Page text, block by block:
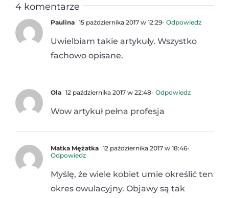
4 komentarze
Paulina 15 października 2017 w 12:29- Odpowiedz
Uwielbiam takie artykuły. Wszystko
fachowo opisane.
Ola 12 października 2017 w 22:48- Odpowiedz
Wow artykuł pełna profesja
Matka Mężatka 12 października 2017 w 18:46-
Odpowiedz
Myślę, że wiele kobiet umie określić ten
okres owulacyjny. Objawy są tak